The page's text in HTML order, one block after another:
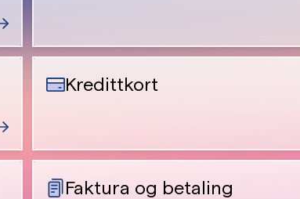
Kredittkort
Faktura og betaling